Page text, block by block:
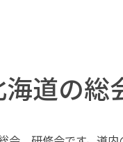
道の総